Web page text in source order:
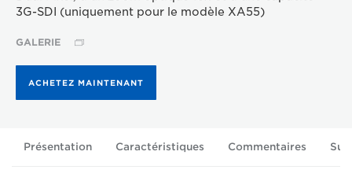
3G-SDI (uniquement pour le modèle XA55)
GALERIE
ACHETEZ MAINTENANT
Présentation Caractéristiques Commentaires